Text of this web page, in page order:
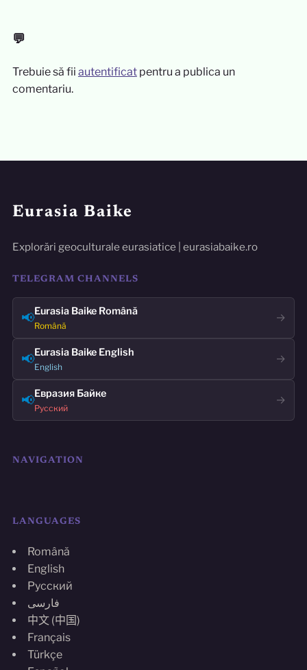
💬
Trebuie să fii autentificatpentru a publica un
comentariu.
Eurasia Baike
Explorări geoculturale eurasiatice | eurasiabaike.ro
TELEGRAM CHANNELS
📢Eurasia Baike Română
Română
→
📢Eurasia Baike English
English
→
📢Евразия Байке
Русский
→
NAVIGATION
LANGUAGES
Română
English
Русский
فارسی
中文 (中国)
Français
Türkçe